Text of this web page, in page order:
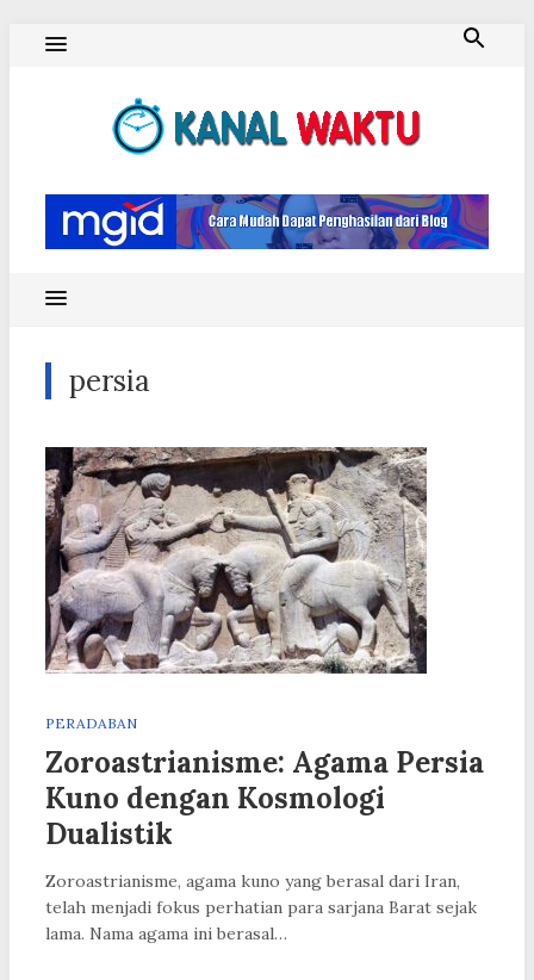
persia
PERADABAN
Zoroastrianisme: Agama Persia
Kuno dengan Kosmologi
Dualistik
Zoroastrianisme, agama kuno yang berasal dari Iran,
telah menjadi fokus perhatian para sarjana Barat sejak
lama. Nama agama ini berasal…